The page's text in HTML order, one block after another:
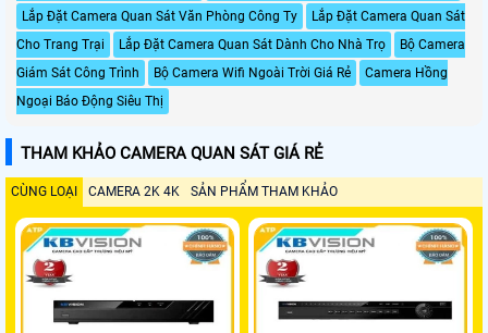
Lắp Đặt Camera Quan Sát Văn Phòng Công Ty
Lắp Đặt Camera Quan Sát
Cho Trang Trại
Lắp Đặt Camera Quan Sát Dành Cho Nhà Trọ
Bộ Camera
Giám Sát Công Trình
Bộ Camera Wifi Ngoài Trời Giá Rẻ
Camera Hồng
Ngoại Báo Động Siêu Thị
THAM KHẢO CAMERA QUAN SÁT GIÁ RẺ
CÙNG LOẠI CAMERA 2K 4K SẢN PHẨM THAM KHẢO